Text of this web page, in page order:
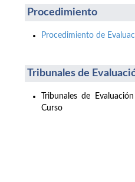
Procedimiento
Procedimiento de
Tribunales de
Tribunales de
Curso